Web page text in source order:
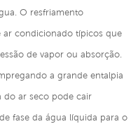
O resfriamento
ar condicionado típicos que
de vapor ou absorção.
a grande entalpia
do ar seco pode cair
fase da água líquida para o